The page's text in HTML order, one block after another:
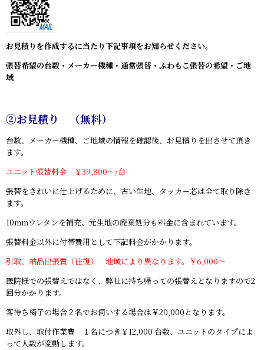
お見積りを作成するに当たり下記事項をお知らせください。
張替希望の台数・メーカー機種・通常張替・ふわもこ張替の希望・ご地
域
②お見積り （無料）
台数、メーカー機種、ご地域の情報を確認後、お見積りを出させて頂き
ます。
ユニット張替料金 ￥39,800～/台
張替をきれいに仕上げるために、古い生地、タッカー芯は全て取り除き
ます。
10mmウレタンを補充、元生地の廃棄処分も料金に含まれています。
張替料金以外に付帯費用として下記料金がかかります。
引取、納品出張費（往復） 地域により異なります。￥6,000～
医院様での張替えではなく、弊社に持ち帰っての張替えとなりますので2
回分かかります。
客待ち椅子の場合２名でお伺いする場合は￥20,000となります。
取外し、取付作業費 １名につき￥12,000 台数、ユニットのタイプによ
って人数が変動します。